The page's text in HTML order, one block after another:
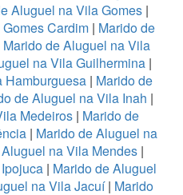
Aluguel na Vila Gomes|
Cardim | Marido de
Marido de Aluguel na Vila
na Vila Guilhermina|
Hamburguesa | Marido de
de Aluguel na Vila Inah |
Medeiros| Marido de
| Marido de Aluguel na
na Vila Mendes |
| Marido de Aluguel
na Vila Jacuí| Marido